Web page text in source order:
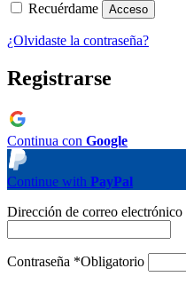
Recuérdame Acceso
¿Olvidaste la contraseña?
Registrarse
Continua con Google
Continue with PayPal
Dirección de correo electrónico
Contraseña *Obligatorio